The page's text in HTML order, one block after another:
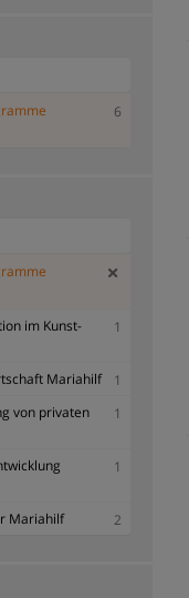
6
im Kunst-
1
Mariahilf
1
von privaten
1
1
Mariahilf 2